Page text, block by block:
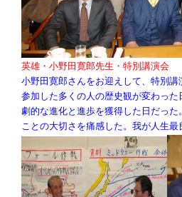
英雄・小野田寛郎先生・特別講演会
小野田寛郎さんをお迎えして、特別講
参加した多くの人の歴史観が変わった
劇的な進化と進歩を獲得した日だった
ことの大切さを痛感した。我が人生最